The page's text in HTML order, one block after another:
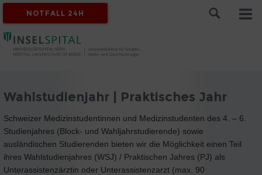
NOTFALL 24H
Wahlstudienjahr | Praktisches Jahr
Schweizer Medizinstudentinnen und Medizinstudenten des 4. – 6.
Studienjahres (Block- und Wahljahrstudierende) sowie
ausländischen Studierenden bieten wir die Möglichkeit einen Teil
ihres Wahlstudienjahres (WSJ) / Praktischen Jahres (PJ) als
Unterassistenzärztin oder Unterassistenzarzt (max. 90